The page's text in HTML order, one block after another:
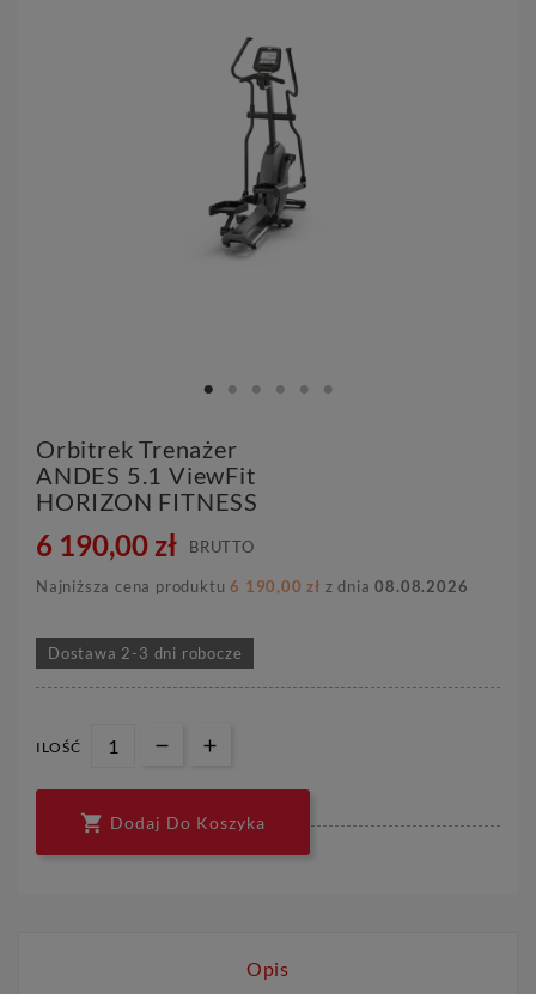
Orbitrek Trenażer
ANDES 5.1 ViewFit
HORIZON FITNESS
6 190,00 zł BRUTTO
Najniższa cena produktu6 190,00 zł z dnia08.08.2026
Dostawa 2-3 dni robocze
ILOŚĆ
 Dodaj Do Koszyka
Opis